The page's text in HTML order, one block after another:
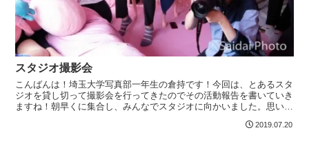
スタジオ撮影会
こんばんは！埼玉大学写真部一年生の倉持です！今回は、とあるスタ
ジオを貸し切って撮影会を行ってきたのでその活動報告を書いていき
ますね！朝早くに集合し、みんなでスタジオに向かいました。思い思
2019.07.20